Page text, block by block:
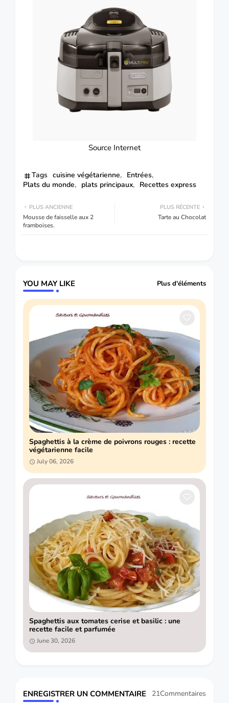
Source Internet
Tags cuisine végétarienne
Entrées
Plats du monde
plats principaux Recettes express
PLUS RÉCENTE
Tarte au Chocolat
PLUS ANCIENNE
Mousse de faisselle aux 2
framboises.
YOU MAY LIKE Plus d'éléments
Spaghettis à la crème de poivrons rouges : recette
végétarienne facile
July 06, 2026
Spaghettis aux tomates cerise et basilic : une
recette facile et parfumée
June 30, 2026
ENREGISTRER UN COMMENTAIRE 21Commentaires